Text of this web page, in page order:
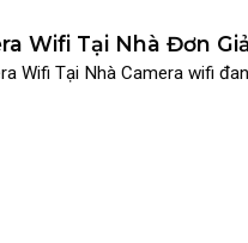
Wifi Tại Nhà Đơn
Wifi Tại Nhà Camera wifi